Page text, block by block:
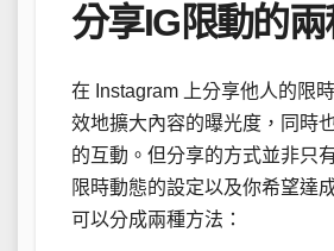
分享IG限動的
在 Instagram 上分享他人的限
效地擴大內容的曝光度，同時
的互動。但分享的方式並非只
限時動態的設定以及你希望達
可以分成兩種方法：